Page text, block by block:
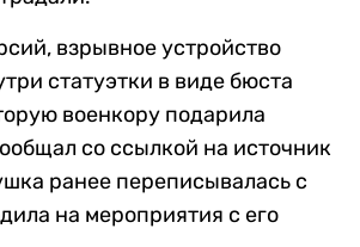
взрывное устройство
статуэтки в виде бюста
военкору подарила
со ссылкой на источник
ранее переписывалась с
на мероприятия с его